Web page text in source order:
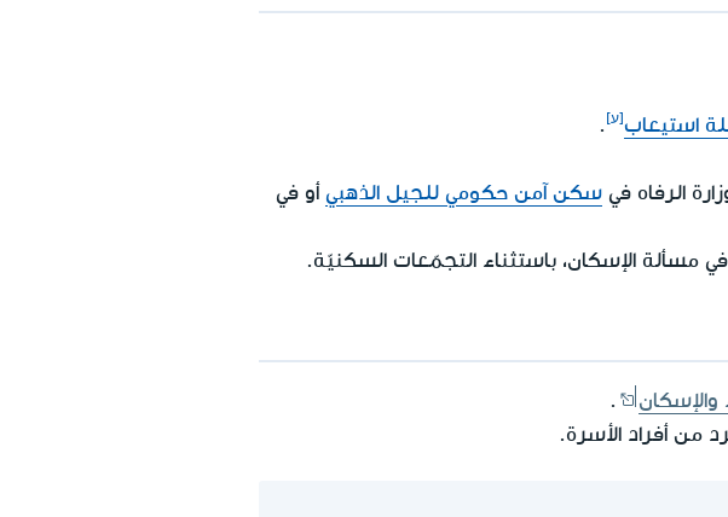
استيعاب
.
الرفاه في سكن آمن حكومي للجيل الذهبي أو في
الإسكان، باستثناء التجمّعات السكنيّة.
والإسكان
.
من أفراد الأسرة.